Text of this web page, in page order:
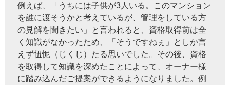
例えば、「うちには子供が3人いる。このマンション
を誰に渡そうかと考えているが、管理をしている方
の見解を聞きたい」と言われると、資格取得前は全
く知識がなかったため、「そうですねぇ」としか言
えず忸怩（じくじ）たる思いでした。その後、資格
を取得して知識を深めたことによって、オーナー様
に踏み込んだご提案ができるようになりました。例